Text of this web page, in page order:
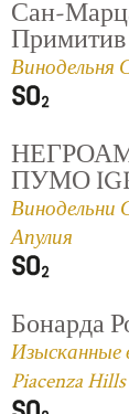
Сан-
Примитив
Винодельня
ПУМО
Апулия
Бонарда
Изысканные
Piacenza Hills